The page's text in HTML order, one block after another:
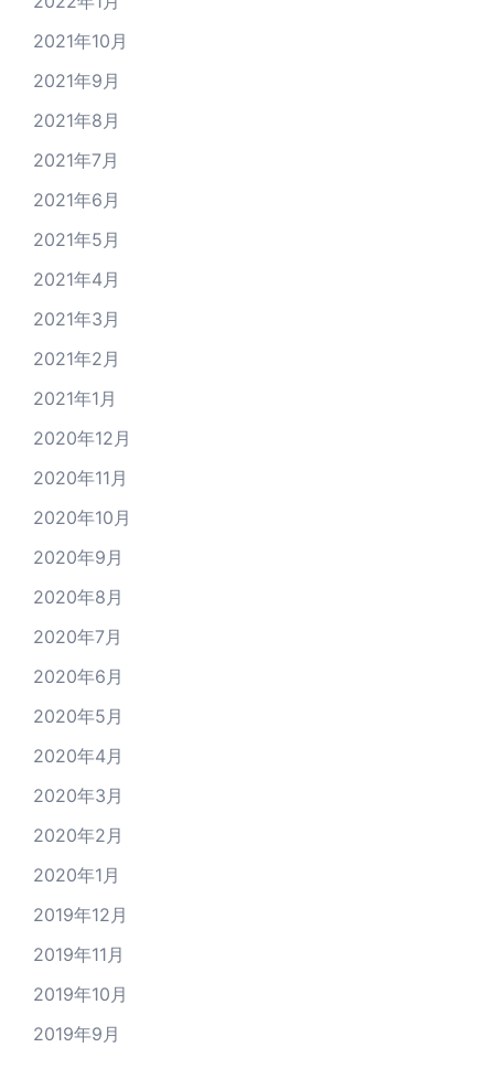
2021年10月
2021年9月
2021年8月
2021年7月
2021年6月
2021年5月
2021年4月
2021年3月
2021年2月
2021年1月
2020年12月
2020年11月
2020年10月
2020年9月
2020年8月
2020年7月
2020年6月
2020年5月
2020年4月
2020年3月
2020年2月
2020年1月
2019年12月
2019年11月
2019年10月
2019年9月